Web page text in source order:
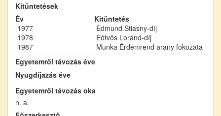
Kitüntetések
Év
Kitüntetés
1977
Edmund Stiasny-díj
1978
Eötvös Loránd-díj
1987
Munka Érdemrend arany fokozata
Egyetemről távozás éve
Nyugdíjazás éve
Egyetemről távozás oka
n. a.